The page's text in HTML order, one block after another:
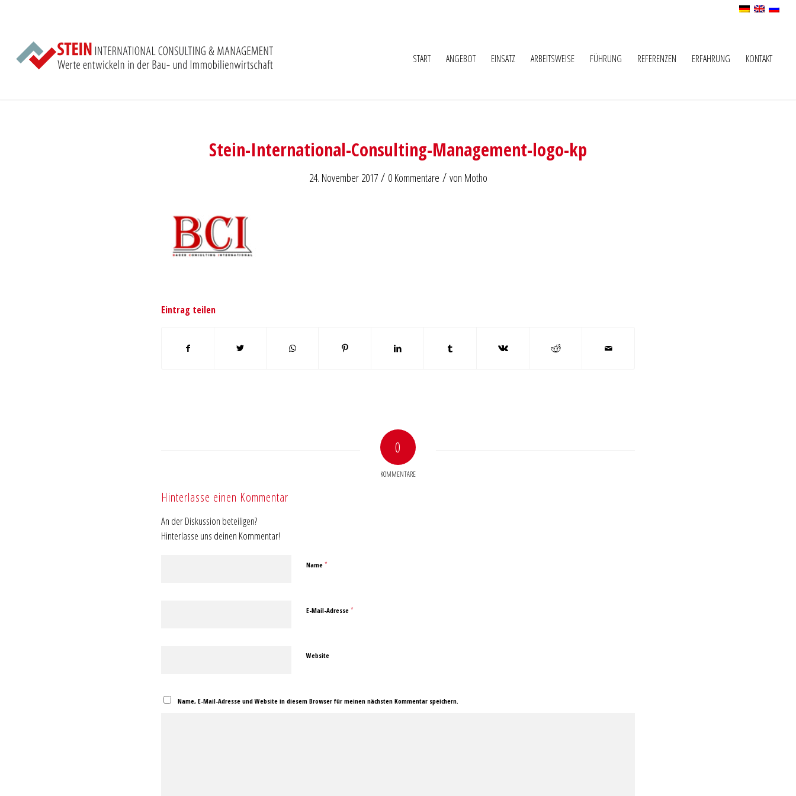
START ANGEBOT EINSATZ ARBEITSWEISE FÜHRUNG REFERENZEN ERFAHRUNG KONTAKT
Stein-International-Consulting-Management-logo-kp
24. November 2017 / 0 Kommentare / von Motho
Eintrag teilen
0
KOMMENTARE
Hinterlasse einen Kommentar
An der Diskussion beteiligen?
Hinterlasse uns deinen Kommentar!
Name *
E-Mail-Adresse *
Website
Name, E-Mail-Adresse und Website in diesem Browser für meinen nächsten Kommentar speichern.